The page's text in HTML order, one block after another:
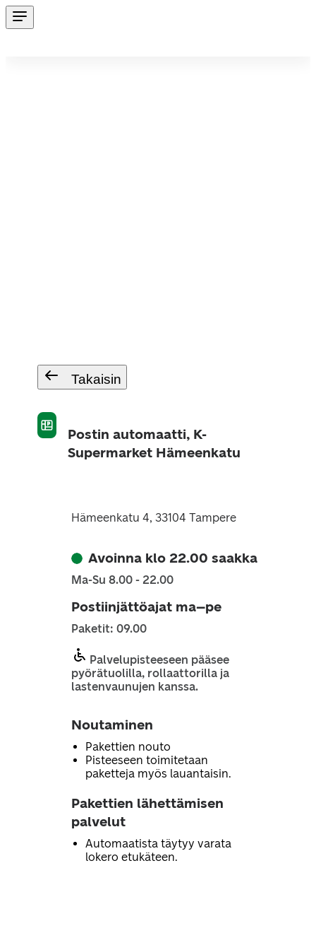
Takaisin
Postin automaatti, K-
Supermarket Hämeenkatu
Hämeenkatu 4, 33104 Tampere
Avoinna klo 22.00 saakka
Ma-Su 8.00 - 22.00
Postiinjättöajat ma–pe
Paketit: 09.00
Palvelupisteeseen pääsee
pyörätuolilla, rollaattorilla ja
lastenvaunujen kanssa.
Noutaminen
Pakettien nouto
Pisteeseen toimitetaan
paketteja myös lauantaisin.
Pakettien lähettämisen
palvelut
Automaatista täytyy varata
lokero etukäteen.